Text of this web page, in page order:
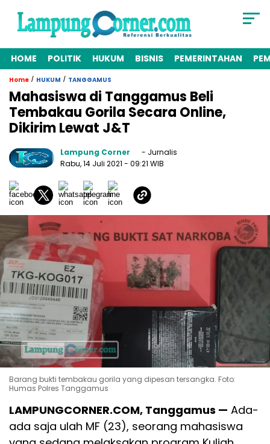
HOME POLITIK HUKUM BISNIS PEMERINTAHAN
Home / HUKUM / TANGGAMUS
Mahasiswa di Tanggamus Beli
Tembakau Gorila Secara Online,
Dikirim Lewat J&T
Lampung Corner
- Jurnalis
Rabu, 14 Juli 2021 - 09:21 WIB
Barang bukti tembakau gorila yang dipesan tersangka. Foto:
Humas Polres Tanggamus
LAMPUNGCORNER.COM, Tanggamus — Ada-
ada saja ulah MF (23), seorang mahasiswa